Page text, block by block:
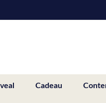
Cadeau